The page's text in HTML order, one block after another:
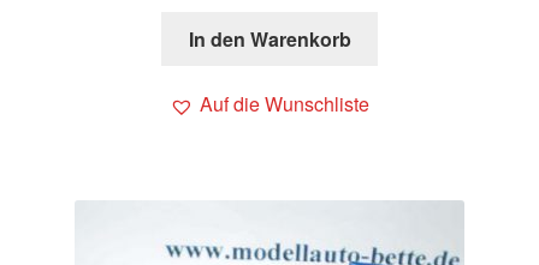
In den Warenkorb
Auf die Wunschliste